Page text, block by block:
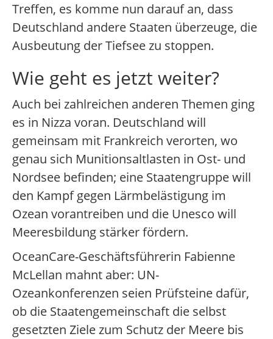
Treffen, es komme nun darauf an, dass
Deutschland andere Staaten überzeuge, die
Ausbeutung der Tiefsee zu stoppen.
Wie geht es jetzt weiter?
Auch bei zahlreichen anderen Themen ging
es in Nizza voran. Deutschland will
gemeinsam mit Frankreich verorten, wo
genau sich Munitionsaltlasten in Ost- und
Nordsee befinden; eine Staatengruppe will
den Kampf gegen Lärmbelästigung im
Ozean vorantreiben und die Unesco will
Meeresbildung stärker fördern.
OceanCare-Geschäftsführerin Fabienne
McLellan mahnt aber: UN-
Ozeankonferenzen seien Prüfsteine dafür,
ob die Staatengemeinschaft die selbst
gesetzten Ziele zum Schutz der Meere bis